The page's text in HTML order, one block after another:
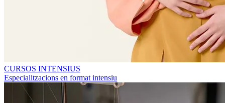
CURSOS INTENSIUS
Especialitzacions en format intensiu